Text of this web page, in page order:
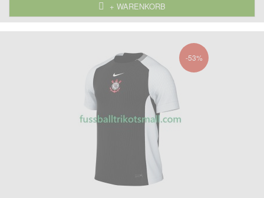
+ WARENKORB
-53%